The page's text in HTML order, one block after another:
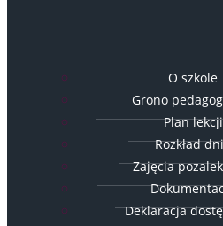
O szkole
Grono
Plan lekcji
Rozkład
Zajęcia
Deklaracja